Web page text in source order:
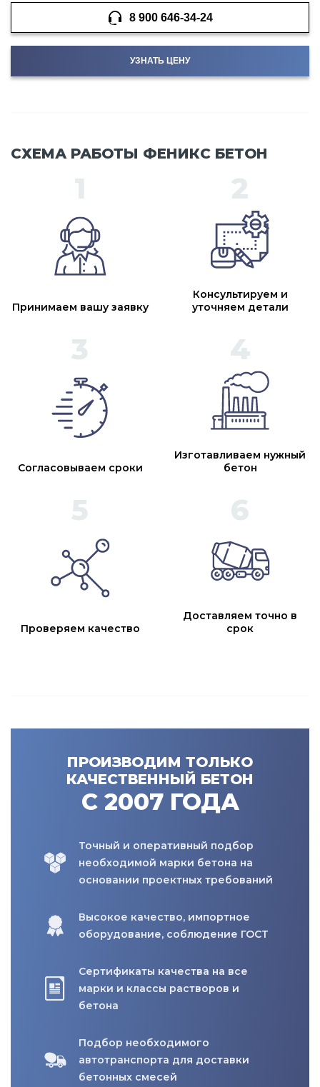
8 900 646-34-24
УЗНАТЬ ЦЕНУ
СХЕМА РАБОТЫ ФЕНИКС БЕТОН
Принимаем вашу заявку
Консультируем и
уточняем детали
Согласовываем сроки
Изготавливаем нужный
бетон
Проверяем качество
Доставляем точно в
срок
ПРОИЗВОДИМ ТОЛЬКО
КАЧЕСТВЕННЫЙ БЕТОН
С 2007 ГОДА
Точный и оперативный подбор
необходимой марки бетона на
основании проектных требований
Высокое качество, импортное
оборудование, соблюдение ГОСТ
Сертификаты качества на все
марки и классы растворов и
бетона
Подбор необходимого
автотранспорта для доставки
бетонных смесей